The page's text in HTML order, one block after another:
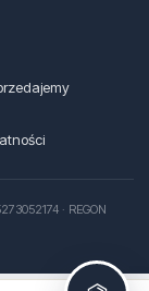
· REGON